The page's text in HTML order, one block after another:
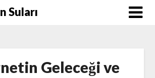
Suları
Geleceği ve